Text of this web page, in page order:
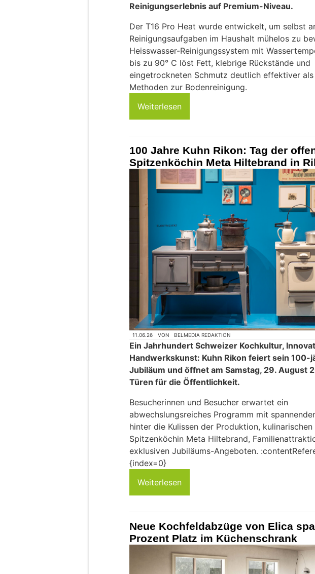
Reinigungserlebnis auf Premium-Niveau.
Der T16 Pro Heat wurde entwickelt, um selbst
Reinigungsaufgaben im Haushalt mühelos zu
Heisswasser-Reinigungssystem mit
bis zu 90° C löst Fett, klebrige Rückstände und
eingetrockneten Schmutz deutlich effektiver
Methoden zur Bodenreinigung.
Weiterlesen
100 Jahre Kuhn Rikon: Tag der
Spitzenköchin Meta Hiltebrand in
11.06.26 VON BELMEDIA REDAKTION
Ein Jahrhundert Schweizer Kochkultur,
Handwerkskunst: Kuhn Rikon feiert sein 100-
Jubiläum und öffnet am Samstag, 29. August
Türen für die Öffentlichkeit.
Besucherinnen und Besucher erwartet ein
abwechslungsreiches Programm mit
hinter die Kulissen der Produktion,
Spitzenköchin Meta Hiltebrand,
exklusiven Jubiläums-Angeboten.
{index=0}
Weiterlesen
Neue Kochfeldabzüge von Elica
Prozent Platz im Küchenschrank